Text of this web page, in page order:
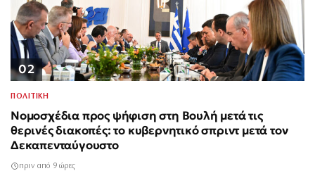
02
ΠΟΛΙΤΙΚΗ
Νομοσχέδια προς ψήφιση στη Βουλή μετά τις
θερινές διακοπές: το κυβερνητικό σπριντ μετά τον
Δεκαπενταύγουστο
πριν από 9 ώρες